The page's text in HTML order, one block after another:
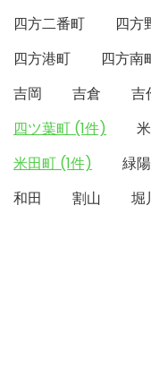
四方二番町
四方
四方港町
四方南
吉岡
吉倉 吉
四ツ葉町 (1件)
米田町 (1件)
緑
和田
割山 堀